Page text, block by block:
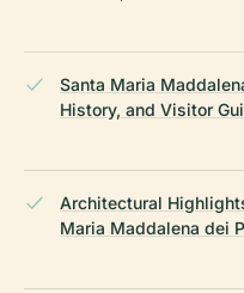
Santa Maria
History, and Visitor
Architectural
Maria Maddalena dei